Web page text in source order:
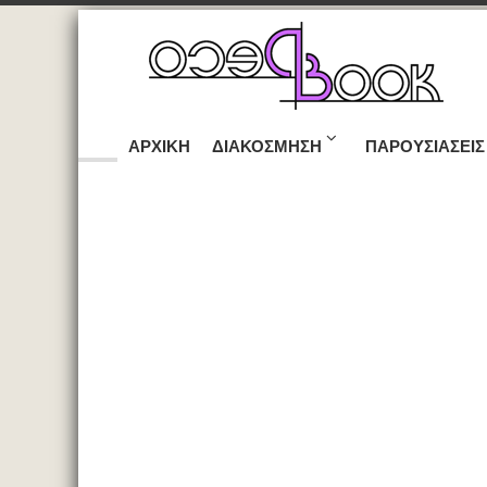
ΑΡΧΙΚΉ ΔΙΑΚΌΣΜΗΣΗ ΠΑΡΟΥΣΙΆΣΕΙΣ